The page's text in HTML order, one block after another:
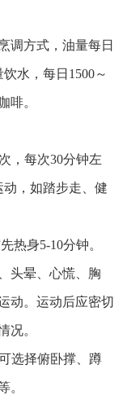
方式，油量每日
水，每日1500～
啡。
，每次30分钟左
，如踏步走、健
身5-10分钟。
头晕、心慌、胸
动。运动后应密切
况。
选择俯卧撑、蹲
。